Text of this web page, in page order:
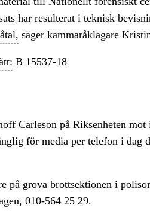
har resulterat i teknisk
åtal, säger kammaråklagare
B 15537-18
Carleson på Riksenheten mot
för media per telefon i dag
på grova brottsektionen i
010-564 25 29.